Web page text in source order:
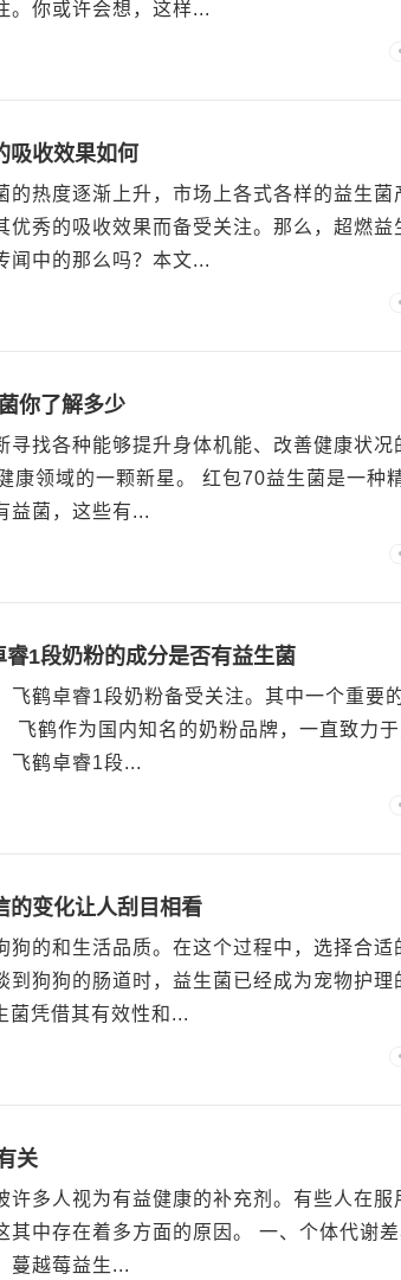
。你或许会想，这样...
吸收效果如何
热度逐渐上升，市场上各式各样的益生菌
优秀的吸收效果而备受关注。那么，超燃益
闻中的那么吗？本文...
你了解多少
找各种能够提升身体机能、改善健康状况
康领域的一颗新星。 红包70益生菌是一种
益菌，这些有...
1段奶粉的成分是否有益生菌
鹤卓睿1段奶粉备受关注。其中一个重要
飞鹤作为国内知名的奶粉品牌，一直致力于
飞鹤卓睿1段...
的变化让人刮目相看
的和生活品质。在这个过程中，选择合适
到狗狗的肠道时，益生菌已经成为宠物护理
菌凭借其有效性和...
关
多人视为有益健康的补充剂。有些人在服
其中存在着多方面的原因。 一、个体代谢
蔓越莓益生...